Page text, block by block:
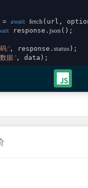
= await fetch (url,
response. json ();
:', response. status );
据:', data);
失败:', error);